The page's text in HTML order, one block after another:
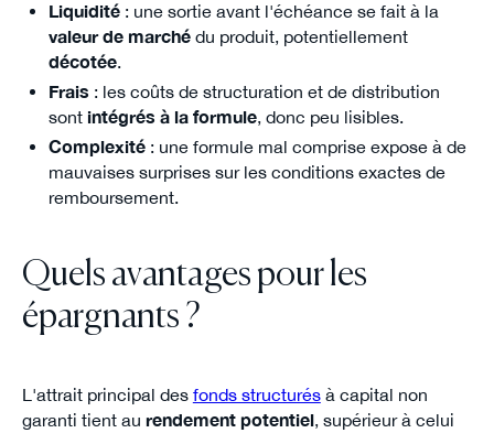
Liquidité: une sortie avant l'échéance se fait à la
valeur de marchédu produit, potentiellement
décotée.
Frais : les coûts de structuration et de distribution
sont intégrés à la formule, donc peu lisibles.
Complexité: une formule mal comprise expose à de
mauvaises surprises sur les conditions exactes de
remboursement.
Quels avantages pour les
épargnants ?
L'attrait principal des fonds structurésà capital non
garanti tient au rendement potentiel, supérieur à celui